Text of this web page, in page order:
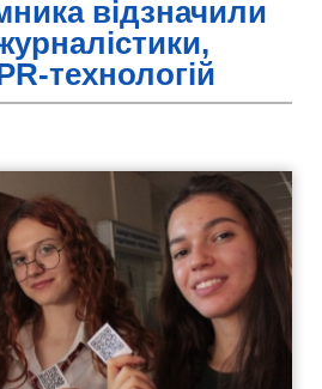
відзначили
технологій